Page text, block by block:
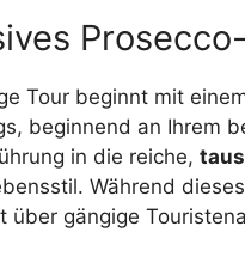
Tour beginnt mit
beginnend an Ihrem
in die reiche,
Während
über gängige